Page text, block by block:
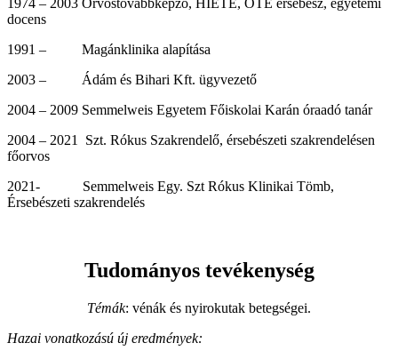
1974 – 2003 Orvostovábbképző, HIETE, OTE érsebész, egyetemi
docens
1991 – Magánklinika alapítása
2003 – Ádám és Bihari Kft. ügyvezető
2004 – 2009 Semmelweis Egyetem Főiskolai Karán óraadó tanár
2004 – 2021 Szt. Rókus Szakrendelő, érsebészeti szakrendelésen
főorvos
2021- Semmelweis Egy. Szt Rókus Klinikai Tömb,
Érsebészeti szakrendelés
Tudományos tevékenység
Témák: vénák és nyirokutak betegségei.
Hazai vonatkozású új eredmények: